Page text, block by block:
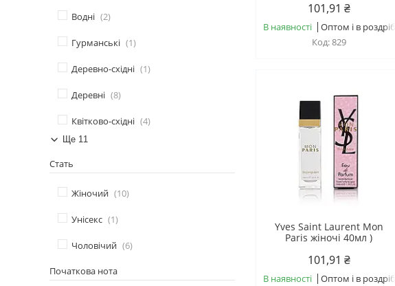
101,91 ₴
В наявності
Оптом і в роздріб
829
Yves Saint Laurent Mon
Paris жіночі 40мл )
101,91 ₴
В наявності
Оптом і в роздріб
Водні 2
Гурманські 1
Деревно-східні 1
Деревні 8
Квітково-східні 4
Ще 11
Стать
Жіночий 10
Унісекс 1
Чоловічий 6
Початкова нота